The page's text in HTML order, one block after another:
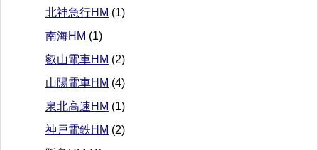
北神急行HM (1)
南海HM (1)
叡山電車HM (2)
山陽電車HM (4)
泉北高速HM (1)
神戸電鉄HM (2)